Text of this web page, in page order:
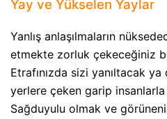
Yay ve Yükselen Yaylar
Yanlış anlaşılmaların
etmekte zorluk çekeceğiniz
Etrafınızda sizi yanıltacak ya
yerlere çeken garip
Sağduyulu olmak ve